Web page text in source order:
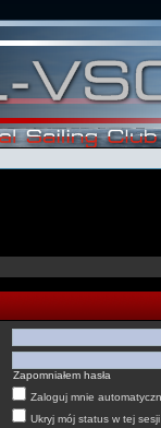
Zapomniałem hasła
Zaloguj mnie
Ukryj mój status w tej sesji